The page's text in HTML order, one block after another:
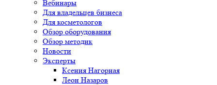
Вебинары
Для владельцев бизнеса
Для косметологов
Обзор оборудования
Обзор методик
Новости
Эксперты
Ксения Нагорная
Леон Назаров